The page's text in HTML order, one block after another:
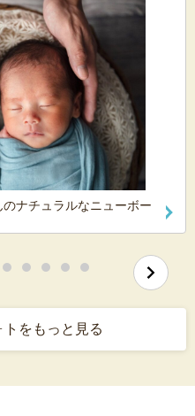
のナチュラルなニューボー
をもっと見る